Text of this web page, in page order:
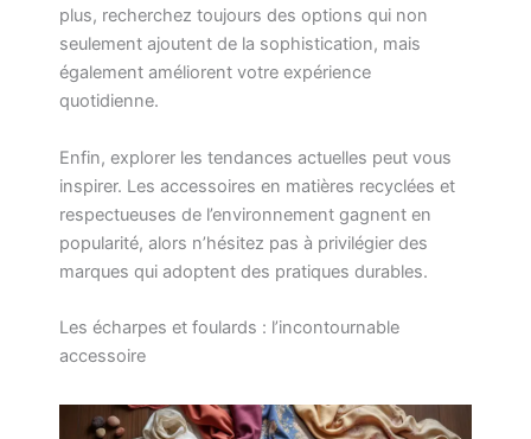
plus, recherchez toujours des options qui non
seulement ajoutent de la sophistication, mais
également améliorent votre expérience
quotidienne.
Enfin, explorer les tendances actuelles peut vous
inspirer. Les accessoires en matières recyclées et
respectueuses de l’environnement gagnent en
popularité, alors n’hésitez pas à privilégier des
marques qui adoptent des pratiques durables.
Les écharpes et foulards : l’incontournable
accessoire